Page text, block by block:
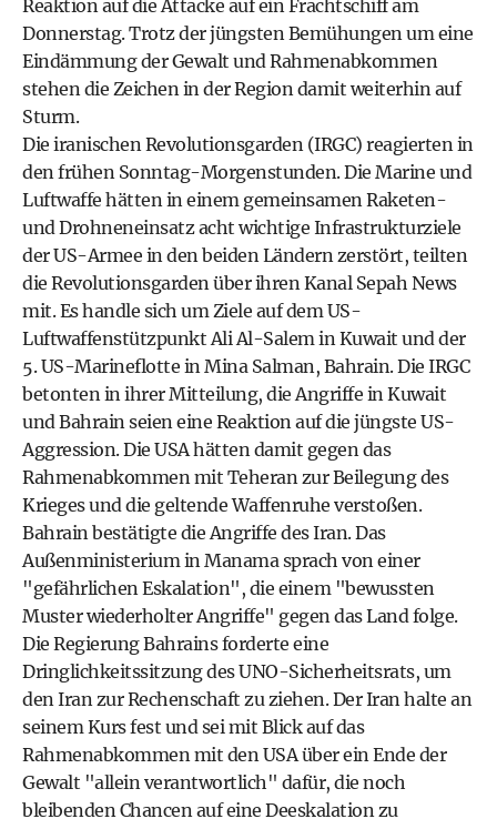
Reaktion auf die Attacke auf ein Frachtschiff am
Donnerstag. Trotz der jüngsten Bemühungen um eine
Eindämmung der Gewalt und Rahmenabkommen
stehen die Zeichen in der Region damit weiterhin auf
Sturm.
Die iranischen Revolutionsgarden (IRGC) reagierten in
den frühen Sonntag-Morgenstunden. Die Marine und
Luftwaffe hätten in einem gemeinsamen Raketen-
und Drohneneinsatz acht wichtige Infrastrukturziele
der US-Armee in den beiden Ländern zerstört, teilten
die Revolutionsgarden über ihren Kanal Sepah News
mit. Es handle sich um Ziele auf dem US-
Luftwaffenstützpunkt Ali Al-Salem in Kuwait und der
5. US-Marineflotte in Mina Salman, Bahrain. Die IRGC
betonten in ihrer Mitteilung, die Angriffe in Kuwait
und Bahrain seien eine Reaktion auf die jüngste US-
Aggression. Die USA hätten damit gegen das
Rahmenabkommen mit Teheran zur Beilegung des
Krieges und die geltende Waffenruhe verstoßen.
Bahrain bestätigte die Angriffe des Iran. Das
Außenministerium in Manama sprach von einer
"gefährlichen Eskalation", die einem "bewussten
Muster wiederholter Angriffe" gegen das Land folge.
Die Regierung Bahrains forderte eine
Dringlichkeitssitzung des UNO-Sicherheitsrats, um
den Iran zur Rechenschaft zu ziehen. Der Iran halte an
seinem Kurs fest und sei mit Blick auf das
Rahmenabkommen mit den USA über ein Ende der
Gewalt "allein verantwortlich" dafür, die noch
bleibenden Chancen auf eine Deeskalation zu